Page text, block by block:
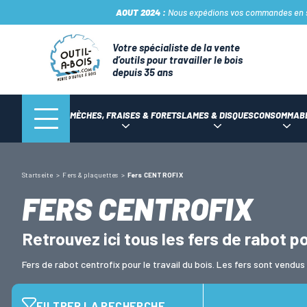
AOUT 2024 : Nous expédions vos commandes
Votre spécialiste de la vente
d’outils pour travailler le bois
depuis 35 ans
MÈCHES, FRAISES & FORETSLAMES & DISQUES
Startseite Fers & plaquettes Fers CENTROFIX
FERS CENTROFIX
Retrouvez ici tous les fers de rabot
Fers de rabot centrofix pour le travail du bois. Les fers sont